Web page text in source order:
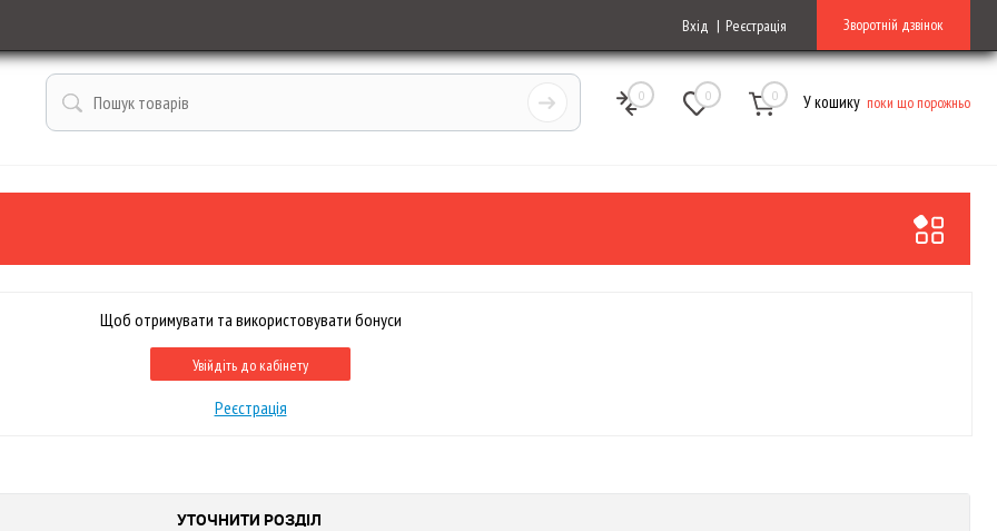
Вхід Реєстрація Зворотній дзвінок
0 0 0 У кошику поки що порожньо
Щоб отримувати та використовувати бонуси
Увійдіть до кабінету
Реєстрація
УТОЧНИТИ РОЗДІЛ